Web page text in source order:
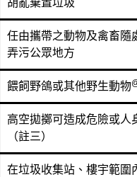
任由攜帶之動物及禽畜隨
弄污公眾地方
餵飼野鴿或其他野生動物
高空拋擲可造成危險或人
（註三）
在垃圾收集站、樓宇範圍